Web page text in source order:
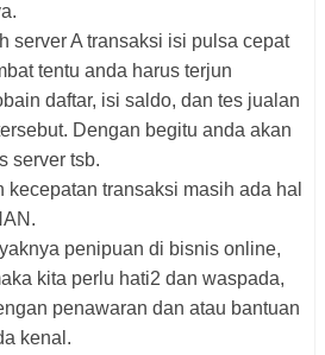
server A transaksi isi pulsa cepat
tentu anda harus terjun
daftar, isi saldo, dan tes jualan
Dengan begitu anda akan
server tsb.
transaksi masih ada hal
penipuan di bisnis online,
kita perlu hati2 dan waspada,
penawaran dan atau bantuan
kenal.